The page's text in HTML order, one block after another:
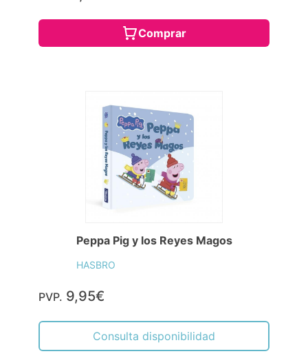
Comprar
Peppa Pig y los Reyes Magos
HASBRO
PVP. 9,95€
Consulta disponibilidad